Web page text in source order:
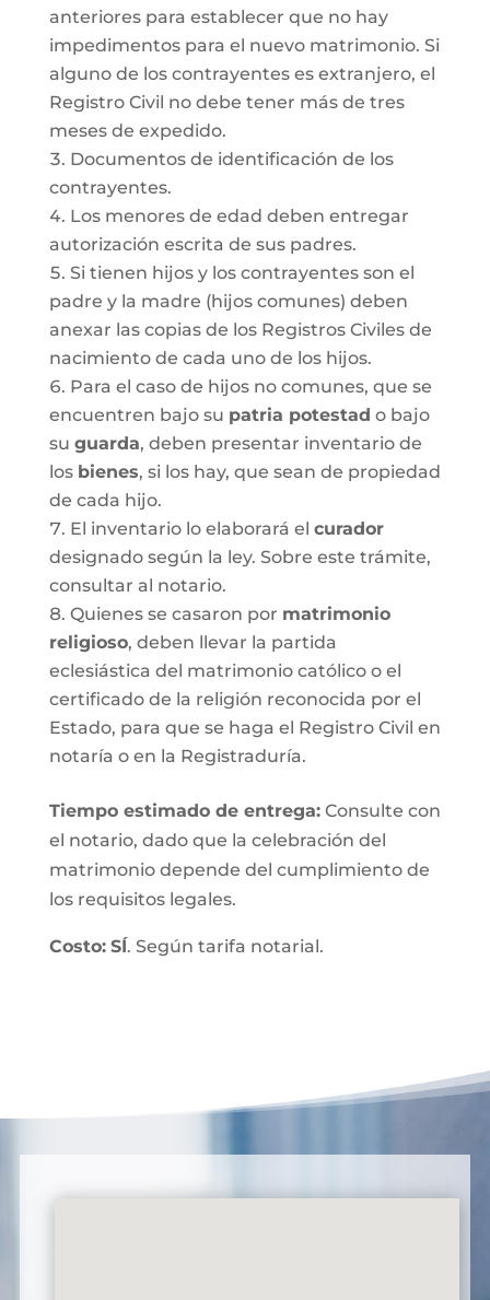
anteriores para establecer que no hay
impedimentos para el nuevo matrimonio. Si
alguno de los contrayentes es extranjero, el
Registro Civil no debe tener más de tres
meses de expedido.
Documentos de identificación de los
contrayentes.
Los menores de edad deben entregar
autorización escrita de sus padres.
Si tienen hijos y los contrayentes son el
padre y la madre (hijos comunes) deben
anexar las copias de los Registros Civiles de
nacimiento de cada uno de los hijos.
Para el caso de hijos no comunes, que se
encuentren bajo su patria potestad o bajo
su guarda, deben presentar inventario de
los bienes, si los hay, que sean de propiedad
de cada hijo.
El inventario lo elaborará el curador
designado según la ley. Sobre este trámite,
consultar al notario.
Quienes se casaron por matrimonio
religioso, deben llevar la partida
eclesiástica del matrimonio católico o el
certificado de la religión reconocida por el
Estado, para que se haga el Registro Civil en
notaría o en la Registraduría.
Tiempo estimado de entrega:Consulte con
el notario, dado que la celebración del
matrimonio depende del cumplimiento de
los requisitos legales.
Costo: SÍ. Según tarifa notarial.